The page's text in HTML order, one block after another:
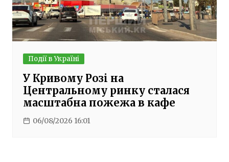
Події в Україні
У Кривому Розі на
Центральному ринку сталася
масштабна пожежа в кафе
06/08/2026 16:01